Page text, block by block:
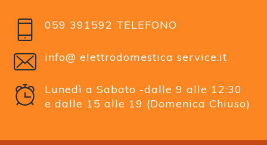
059 391592 TELEFONO
info@ elettrodomestica service.it
Lunedì a Sabato -dalle 9 alle 12:30
e dalle 15 alle 19 (Domenica Chiuso)